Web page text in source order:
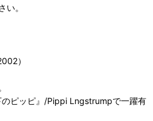
い。
）
ピッピ』/Pippi Lngstrumpで一躍有